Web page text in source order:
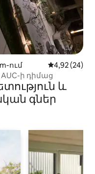
ում Միջին
4,92 (24)
ի դիմաց
և
գներ